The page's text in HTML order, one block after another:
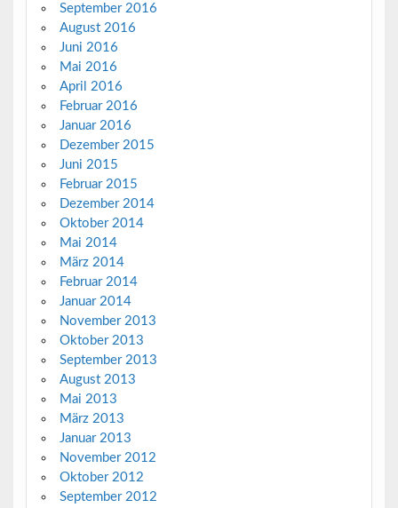
September 2016
August 2016
Juni 2016
Mai 2016
April 2016
Februar 2016
Januar 2016
Dezember 2015
Juni 2015
Februar 2015
Dezember 2014
Oktober 2014
Mai 2014
März 2014
Februar 2014
Januar 2014
November 2013
Oktober 2013
September 2013
August 2013
Mai 2013
März 2013
Januar 2013
November 2012
Oktober 2012
September 2012